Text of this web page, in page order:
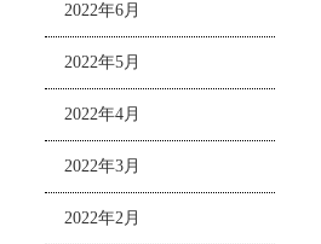
2022年6月
2022年5月
2022年4月
2022年3月
2022年2月